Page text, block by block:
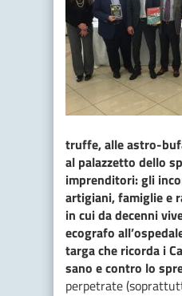
truffe, alle astro-
al palazzetto dello
imprenditori: gli
artigiani, famiglie e
in cui da decenni
ecografo
targa che ricorda i
sano e contro lo
perpetrate